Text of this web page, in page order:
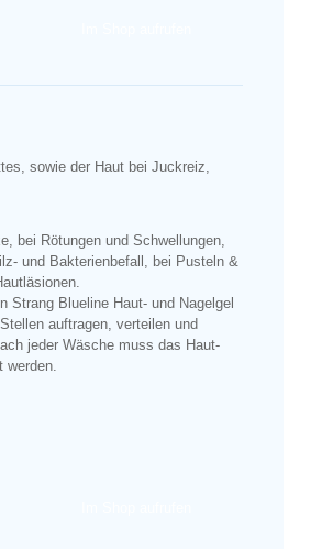
sowie der Haut bei Juckreiz,
bei Rötungen und Schwellungen,
und Bakterienbefall, bei Pusteln &
Strang Blueline Haut- und Nagelgel
auftragen, verteilen und
jeder Wäsche muss das Haut-
werden.